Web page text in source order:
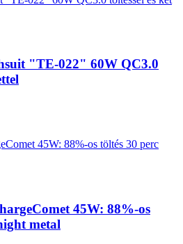
"TE-022" 60W QC3.0
45W: 88%-os
metal